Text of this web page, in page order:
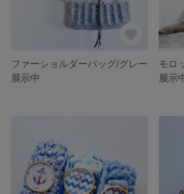
ファーショルダーバッグ/グレー
展示中
モロ
展示